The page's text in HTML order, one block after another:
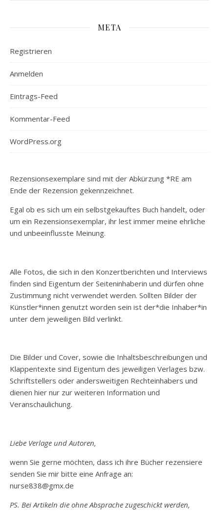
META
Registrieren
Anmelden
Eintrags-Feed
Kommentar-Feed
WordPress.org
Rezensionsexemplare sind mit der Abkürzung *RE am
Ende der Rezension gekennzeichnet.
Egal ob es sich um ein selbstgekauftes Buch handelt, oder
um ein Rezensionsexemplar, ihr lest immer meine ehrliche
und unbeeinflusste Meinung.
Alle Fotos, die sich in den Konzertberichten und Interviews
finden sind Eigentum der Seiteninhaberin und dürfen ohne
Zustimmung nicht verwendet werden. Sollten Bilder der
Künstler*innen genutzt worden sein ist der*die Inhaber*in
unter dem jeweiligen Bild verlinkt.
Die Bilder und Cover, sowie die Inhaltsbeschreibungen und
Klappentexte sind Eigentum des jeweiligen Verlages bzw.
Schriftstellers oder andersweitigen Rechteinhabers und
dienen hier nur zur weiteren Information und
Veranschaulichung.
Liebe Verlage und Autoren,
wenn Sie gerne möchten, dass ich ihre Bücher rezensiere
senden Sie mir bitte eine Anfrage an:
nurse838@gmx.de
PS. Bei Artikeln die ohne Absprache zugeschickt werden,